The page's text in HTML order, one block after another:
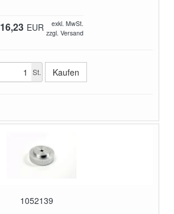
16,23 EUR
exkl. MwSt.
zzgl. Versand
St.
1052139